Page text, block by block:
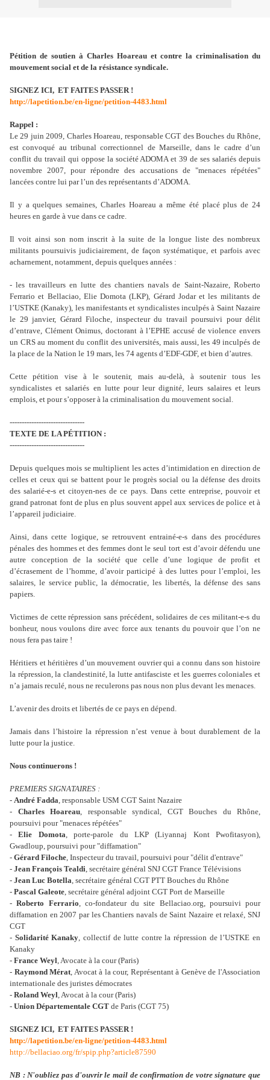
Pétition de soutien à Charles Hoareau et contre la criminalisation du
mouvement social et de la résistance syndicale.
SIGNEZ ICI, ET FAITES PASSER !
http://lapetition.be/en-ligne/petition-4483.html
Rappel :
Le 29 juin 2009, Charles Hoareau, responsable CGT des Bouches du Rhône,
est convoqué au tribunal correctionnel de Marseille, dans le cadre d’un
conflit du travail qui oppose la société ADOMA et 39 de ses salariés depuis
novembre 2007, pour répondre des accusations de "menaces répétées"
lancées contre lui par l’un des représentants d’ADOMA.
Il y a quelques semaines, Charles Hoareau a même été placé plus de 24
heures en garde à vue dans ce cadre.
Il voit ainsi son nom inscrit à la suite de la longue liste des nombreux
militants poursuivis judiciairement, de façon systématique, et parfois avec
acharnement, notamment, depuis quelques années :
- les travailleurs en lutte des chantiers navals de Saint-Nazaire, Roberto
Ferrario et Bellaciao, Elie Domota (LKP), Gérard Jodar et les militants de
l’USTKE (Kanaky), les manifestants et syndicalistes inculpés à Saint Nazaire
le 29 janvier, Gérard Filoche, inspecteur du travail poursuivi pour délit
d’entrave, Clément Onimus, doctorant à l’EPHE accusé de violence envers
un CRS au moment du conflit des universités, mais aussi, les 49 inculpés de
la place de la Nation le 19 mars, les 74 agents d’EDF-GDF, et bien d’autres.
Cette pétition vise à le soutenir, mais au-delà, à soutenir tous les
syndicalistes et salariés en lutte pour leur dignité, leurs salaires et leurs
emplois, et pour s’opposer à la criminalisation du mouvement social.
-------------------------------
TEXTE DE LA PÉTITION :
-------------------------------
Depuis quelques mois se multiplient les actes d’intimidation en direction de
celles et ceux qui se battent pour le progrès social ou la défense des droits
des salarié-e-s et citoyen-nes de ce pays. Dans cette entreprise, pouvoir et
grand patronat font de plus en plus souvent appel aux services de police et à
l’appareil judiciaire.
Ainsi, dans cette logique, se retrouvent entrainé-e-s dans des procédures
pénales des hommes et des femmes dont le seul tort est d’avoir défendu une
autre conception de la société que celle d’une logique de profit et
d’écrasement de l’homme, d’avoir participé à des luttes pour l’emploi, les
salaires, le service public, la démocratie, les libertés, la défense des sans
papiers.
Victimes de cette répression sans précédent, solidaires de ces militant-e-s du
bonheur, nous voulons dire avec force aux tenants du pouvoir que l’on ne
nous fera pas taire !
Héritiers et héritières d’un mouvement ouvrier qui a connu dans son histoire
la répression, la clandestinité, la lutte antifasciste et les guerres coloniales et
n’a jamais reculé, nous ne reculerons pas nous non plus devant les menaces.
L’avenir des droits et libertés de ce pays en dépend.
Jamais dans l’histoire la répression n’est venue à bout durablement de la
lutte pour la justice.
Nous continuerons !
PREMIERS SIGNATAIRES :
- André Fadda, responsable USM CGT Saint Nazaire
- Charles Hoareau, responsable syndical, CGT Bouches du Rhône,
poursuivi pour "menaces répétées"
-Elie Domota, porte-parole du LKP (Liyannaj Kont Pwofitasyon),
Gwadloup, poursuivi pour "diffamation"
- Gérard Filoche, Inspecteur du travail, poursuivi pour "délit d'entrave"
- Jean François Tealdi, secrétaire général SNJ CGT France Télévisions
- Jean Luc Botella, secrétaire général CGT PTT Bouches du Rhône
- Pascal Galeote, secrétaire général adjoint CGT Port de Marseille
-Roberto Ferrario, co-fondateur du site Bellaciao.org, poursuivi pour
diffamation en 2007 par les Chantiers navals de Saint Nazaire et relaxé, SNJ
CGT
- Solidarité Kanaky, collectif de lutte contre la répression de l’USTKE en
Kanaky
- France Weyl, Avocate à la cour (Paris)
- Raymond Mérat, Avocat à la cour, Représentant à Genève de l'Association
internationale des juristes démocrates
- Roland Weyl, Avocat à la cour (Paris)
- Union Départementale CGT de Paris (CGT 75)
SIGNEZ ICI, ET FAITES PASSER !
http://lapetition.be/en-ligne/petition-4483.html
http://bellaciao.org/fr/spip.php?article87590
NB : N'oubliez pas d'ouvrir le mail de confirmation de votre signature que